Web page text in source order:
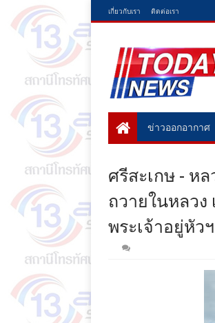
เกี่ยวกับเรา ติดต่อเรา
ข่าวออกอากาศ
ศรีสะเกษ - ห
ถวายในหลวง
พระเจ้าอยู่หัวฯ